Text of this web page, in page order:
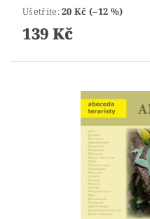
Ušetříte:20 Kč (–12 %)
139 Kč